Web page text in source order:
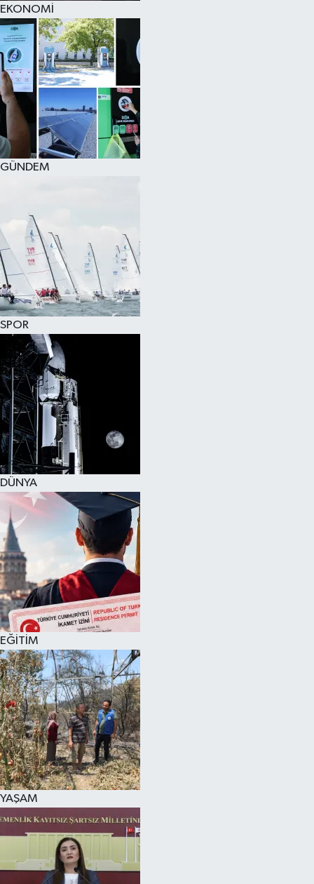
EKONOMİ
GÜNDEM
SPOR
DÜNYA
EĞİTİM
YAŞAM
SPOR
KÜLTÜR SANAT
FRAGMANLAR